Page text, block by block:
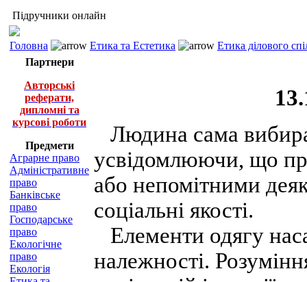
Підручники онлайн
Головна Етика та Естетика
Етика ділового
Партнери
Авторські
реферати,
дипломні та
курсові роботи
Предмети
Аграрне право
Адміністративне
право
Банківське
право
Господарське
право
Екологічне
право
Екологія
Людина сама
усвідомлюючи, що
або непомітними
соціальні якості.
Елементи одягу
належності.